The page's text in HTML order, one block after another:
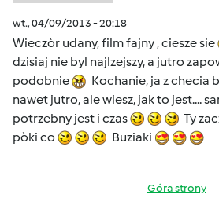
wt., 04/09/2013 - 20:18
Wieczòr udany, film fajny , ciesze sie
dzisiaj nie byl najlzejszy, a jutro
podobnie
Kochanie, ja z checia
nawet jutro, ale wiesz, jak to jest....
potrzebny jest i czas
Ty
pòki co
Buziaki
Góra strony